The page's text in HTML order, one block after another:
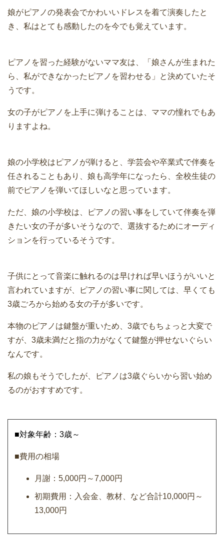
娘がピアノの発表会でかわいいドレスを着て演奏したと
き、私はとても感動したのを今でも覚えています。
ピアノを習った経験がないママ友は、「娘さんが生まれた
ら、私ができなかったピアノを習わせる」と決めていたそ
うです。
女の子がピアノを上手に弾けることは、ママの憧れでもあ
りますよね。
娘の小学校はピアノが弾けると、学芸会や卒業式で伴奏を
任されることもあり、娘も高学年になったら、全校生徒の
前でピアノを弾いてほしいなと思っています。
ただ、娘の小学校は、ピアノの習い事をしていて伴奏を弾
きたい女の子が多いそうなので、選抜するためにオーディ
ションを行っているそうです。
子供にとって音楽に触れるのは早ければ早いほうがいいと
言われていますが、ピアノの習い事に関しては、早くても
3歳ごろから始める女の子が多いです。
本物のピアノは鍵盤が重いため、3歳でもちょっと大変で
すが、3歳未満だと指の力がなくて鍵盤が押せないぐらい
なんです。
私の娘もそうでしたが、ピアノは3歳ぐらいから習い始め
るのがおすすめです。
■対象年齢：3歳～
■費用の相場
月謝：5,000円～7,000円
初期費用：入会金、教材、など合計10,000円～
13,000円